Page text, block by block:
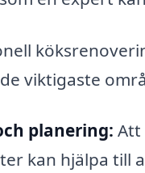
viktigaste
planering: Att
kan hjälpa